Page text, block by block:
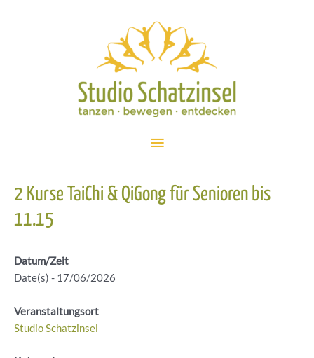
Hauptmenü
2 Kurse TaiChi & QiGong für Senioren bis
11.15
Datum/Zeit
Date(s) - 17/06/2026
Veranstaltungsort
Studio Schatzinsel